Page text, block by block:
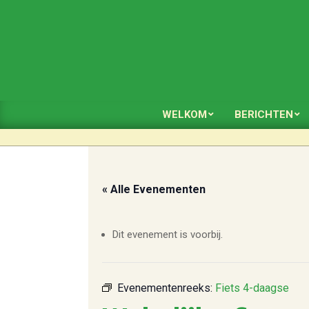
WELKOM BERICHTEN
« Alle Evenementen
Dit evenement is voorbij.
Evenementenreeks: Fiets 4-daagse